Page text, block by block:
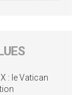
: le Vatican